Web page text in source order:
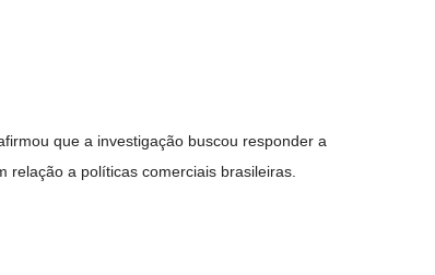
que a investigação buscou responder a
relação a políticas comerciais brasileiras.